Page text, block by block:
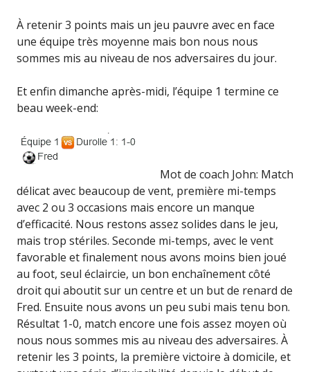
À retenir 3 points mais un jeu pauvre avec en face
une équipe très moyenne mais bon nous nous
sommes mis au niveau de nos adversaires du jour.
Et enfin dimanche après-midi, l’équipe 1 termine ce
beau week-end:
Mot de coach John: Match
délicat avec beaucoup de vent, première mi-temps
avec 2 ou 3 occasions mais encore un manque
d’efficacité. Nous restons assez solides dans le jeu,
mais trop stériles. Seconde mi-temps, avec le vent
favorable et finalement nous avons moins bien joué
au foot, seul éclaircie, un bon enchaînement côté
droit qui aboutit sur un centre et un but de renard de
Fred. Ensuite nous avons un peu subi mais tenu bon.
Résultat 1-0, match encore une fois assez moyen où
nous nous sommes mis au niveau des adversaires. À
retenir les 3 points, la première victoire à domicile, et